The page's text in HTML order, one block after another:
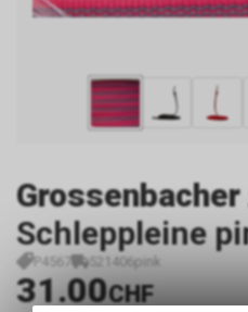
Grossenbacher
Schleppleine
P4567 521406pink
31.00CHF